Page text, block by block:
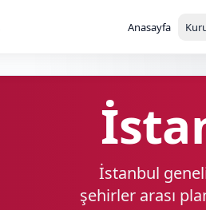
Anasayfa
İstanbul
şehirler arası